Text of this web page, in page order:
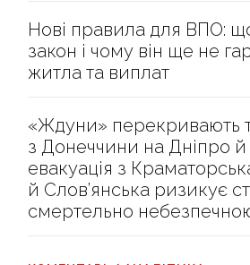
Нові правила для ВПО:
закон і чому він ще не
житла та виплат
«Ждуни» перекривають
з Донеччини на Дніпро й
евакуація з
й Слов’янська ризикує
смертельно